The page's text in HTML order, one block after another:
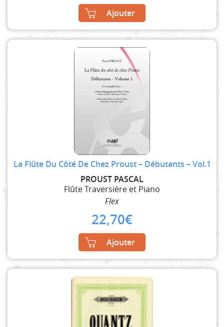
Ajouter
La Flûte Du Côté De Chez Proust – Débutants – Vol.1
PROUST PASCAL
Flûte Traversière et Piano
Flex
22,70€
Ajouter